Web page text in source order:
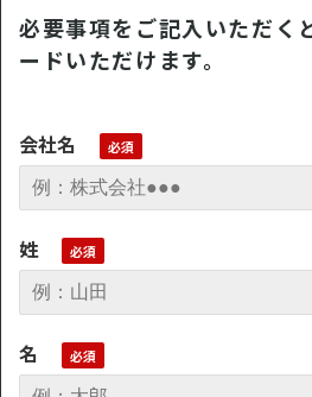
必要事項をご記入いただく
ードいただけます。
会社名
姓
名